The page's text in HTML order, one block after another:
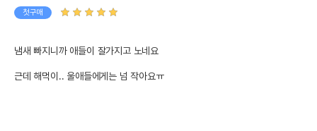
첫구매
냄새 빠지니까 애들이 잘가지고 노네요
근데 해먹이.. 울애들에게는 넘 작아요ㅠ